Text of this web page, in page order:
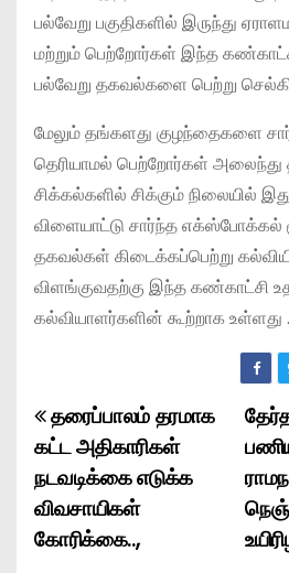
பல்வேறு பகுதிகளில் இருந்து
மற்றும் பெற்றோர்கள் இந்த
பல்வேறு தகவல்களை பெற்று
மேலும் தங்களது குழந்தைகளை
தெரியாமல் பெற்றோர்கள் அலைந்து
சிக்கல்களில் சிக்கும் நிலையில்
விளையாட்டு சார்ந்த எக்ஸ்போக்கல்
தகவல்கள் கிடைக்கப்பெற்று
விளங்குவதற்கு இந்த கண்காட்சி
கல்வியாளர்களின் கூற்றாக உள்ளது .
P
o
s
தரைப்பாலம் தரமாக
கட்ட அதிகாரிகள்
நடவடிக்கை எடுக்க
விவசாயிகள்
கோரிக்கை..,